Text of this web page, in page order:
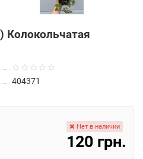
Колокольчатая
404371
Нет в наличии
120 грн.